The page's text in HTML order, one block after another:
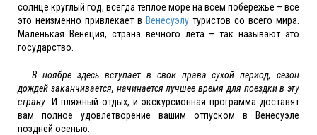
солнце круглый год, всегда теплое море на всем побережье – все
это неизменно привлекает в Венесуэлу туристов со всего мира.
Маленькая Венеция, страна вечного лета – так называют это
государство.
В ноябре здесь вступает в свои права сухой период, сезон
дождей заканчивается, начинается лучшее время для поездки в эту
страну.
И пляжный отдых, и экскурсионная программа доставят
вам полное удовлетворение вашим отпуском в Венесуэле
поздней осенью.